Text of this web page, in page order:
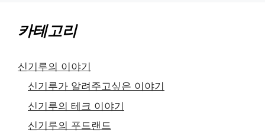
카테고리
신기루의 이야기
신기루가 알려주고싶은 이야기
신기루의 테크 이야기
신기루의 푸드랜드